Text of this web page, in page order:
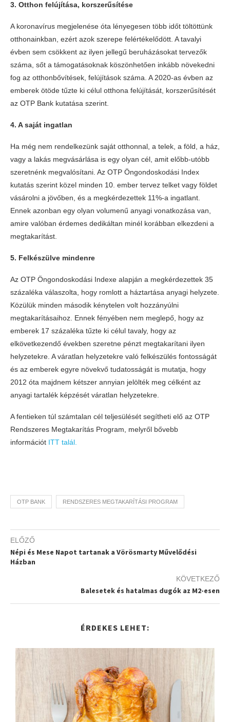
3. Otthon felújítása, korszerűsítése
A koronavírus megjelenése óta lényegesen több időt töltöttünk
otthonainkban, ezért azok szerepe felértékelődött. A tavalyi
évben sem csökkent az ilyen jellegű beruházásokat tervezők
száma, sőt a támogatásoknak köszönhetően inkább növekedni
fog az otthonbővítések, felújítások száma. A 2020-as évben az
emberek ötöde tűzte ki célul otthona felújítását, korszerűsítését
az OTP Bank kutatása szerint.
4. A saját ingatlan
Ha még nem rendelkezünk saját otthonnal, a telek, a föld, a ház,
vagy a lakás megvásárlása is egy olyan cél, amit előbb-utóbb
szeretnénk megvalósítani. Az OTP Öngondoskodási Index
kutatás szerint közel minden 10. ember tervez telket vagy földet
vásárolni a jövőben, és a megkérdezettek 11%-a ingatlant.
Ennek azonban egy olyan volumenű anyagi vonatkozása van,
amire valóban érdemes dedikáltan minél korábban elkezdeni a
megtakarítást.
5. Felkészülve mindenre
Az OTP Öngondoskodási Indexe alapján a megkérdezettek 35
százaléka válaszolta, hogy romlott a háztartása anyagi helyzete.
Közülük minden második kénytelen volt hozzányúlni
megtakarításaihoz. Ennek fényében nem meglepő, hogy az
emberek 17 százaléka tűzte ki célul tavaly, hogy az
elkövetkezendő években szeretne pénzt megtakarítani ilyen
helyzetekre. A váratlan helyzetekre való felkészülés fontosságát
és az emberek egyre növekvő tudatosságát is mutatja, hogy
2012 óta majdnem kétszer annyian jelölték meg célként az
anyagi tartalék képzését váratlan helyzetekre.
A fentieken túl számtalan cél teljesülését segítheti elő az OTP
Rendszeres Megtakarítás Program, melyről bővebb
információt ITT talál.
OTP BANK RENDSZERES MEGTAKARÍTÁSI PROGRAM
ELŐZŐ
Népi és Mese Napot tartanak a Vörösmarty Művelődési
Házban
KÖVETKEZŐ
Balesetek és hatalmas dugók az M2-esen
ÉRDEKES LEHET: